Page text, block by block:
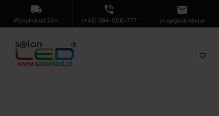
local_shipping
Wysyłka od 24H
phone_in_talk
(+48) 694-000-777
mail
sklep@salonled.pl
favorite_border